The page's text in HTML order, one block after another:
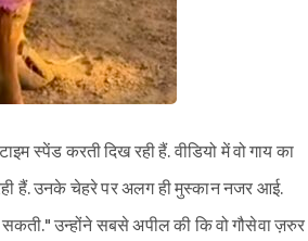
स्पेंड करती दिख रही हैं. वीडियो में वो गाय का
हैं. उनके चेहरे पर अलग ही मुस्कान नजर आई.
सकती." उन्होंने सबसे अपील की कि वो गौसेवा ज़रुर